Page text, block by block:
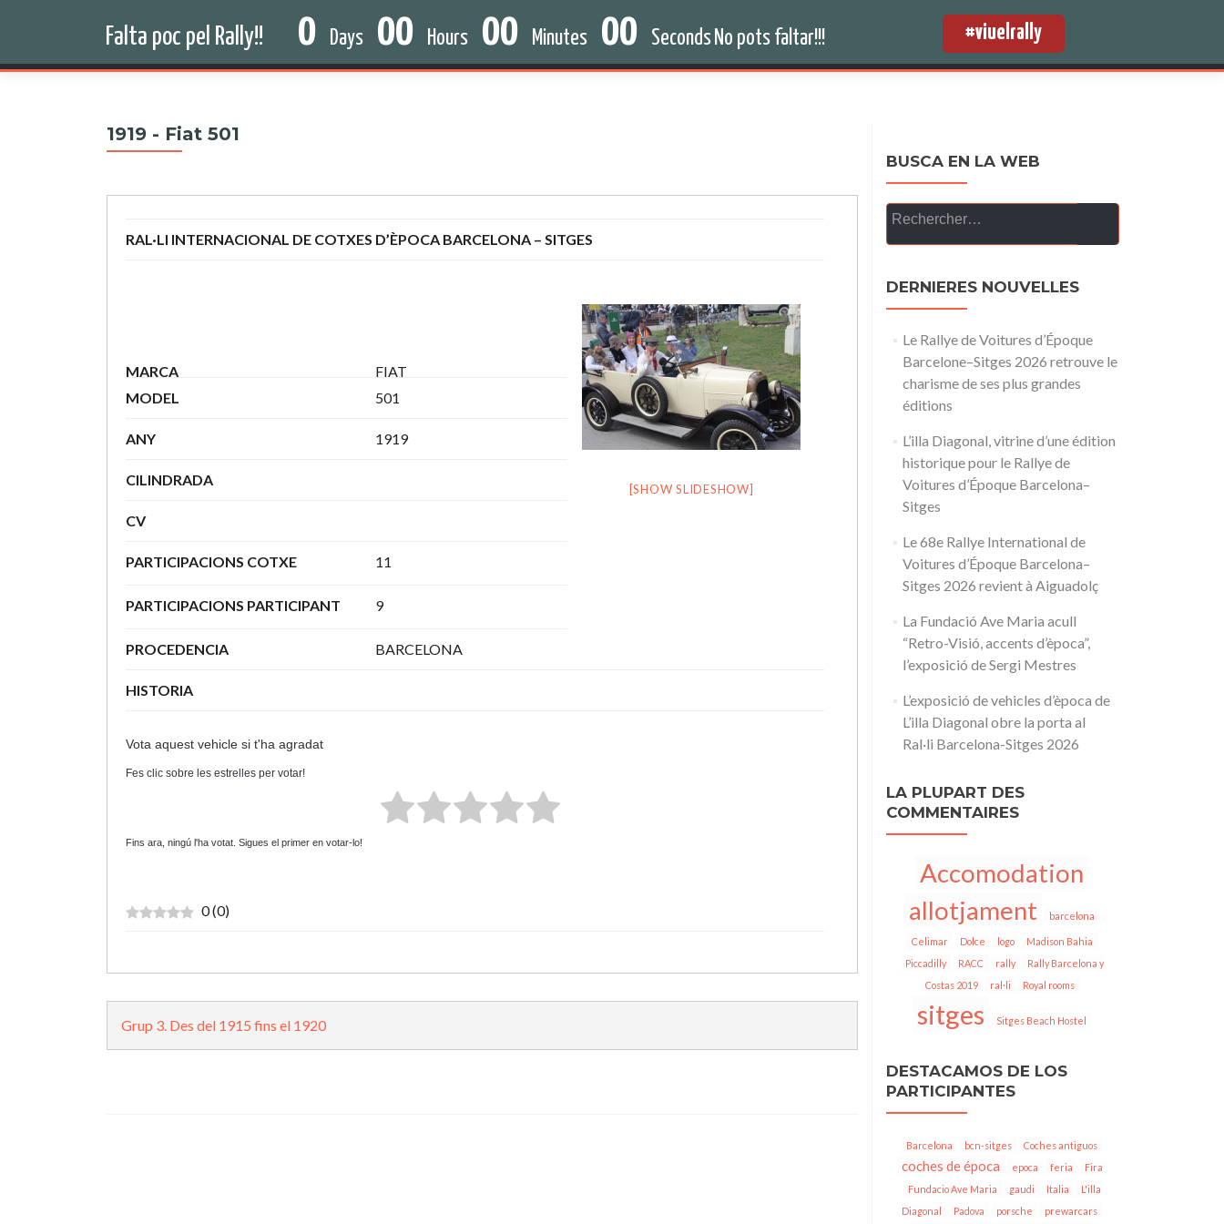
to 68 EDICIÓ 2026 HISTOIRE NOUVELLES SPONSORS FRANÇAIS
1919 - Fiat 501
RAL·LI INTERNACIONAL DE COTXES D’ÈPOCA BARCELONA – SITGES
MARCA FIAT
[SHOW SLIDESHOW]
MODEL 501
ANY 1919
CILINDRADA
CV
PARTICIPACIONS COTXE 11
PARTICIPACIONS PARTICIPANT 9
PROCEDENCIA BARCELONA
HISTORIA
Vota aquest vehicle si t'ha agradat
Fes clic sobre les estrelles per votar!
Fins ara, ningú l'ha votat. Sigues el primer en votar-lo!
0(0)
Grup 3. Des del 1915 fins el 1920
BUSCA EN LA WEB
Rechercher :
DERNIERES NOUVELLES
Le Rallye de Voitures d’Époque
Barcelone–Sitges 2026 retrouve le
charisme de ses plus grandes
éditions
L’illa Diagonal, vitrine d’une édition
historique pour le Rallye de
Voitures d’Époque Barcelona–
Sitges
Le 68e Rallye International de
Voitures d’Époque Barcelona–
Sitges 2026 revient à Aiguadolç
La Fundació Ave Maria acull
“Retro-Visió, accents d’època”,
l’exposició de Sergi Mestres
L’exposició de vehicles d’època de
L’illa Diagonal obre la porta al
Ral·li Barcelona-Sitges 2026
LA PLUPART DES
COMMENTAIRES
Accomodation
allotjament
barcelona
Celimar Dolce logo
Madison Bahia
Piccadilly
RACC rally
Rally Barcelona y
Costas 2019
ral·li Royal rooms
sitges Sitges Beach Hostel
DESTACAMOS DE LOS
PARTICIPANTES
Barcelona bcn-sitges Coches antiguos
coches de época epoca feria
Fira
Fundacio Ave Maria
gaudi Italia
L'illa
Diagonal
Padova porsche prewarcars
Falta poc pel Rally!! 0 Days 00 Hours 00 Minutes 00 Seconds No pots faltar!!! #viuelrally